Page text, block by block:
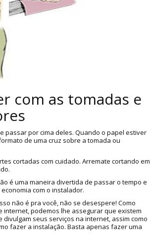
com as tomadas e
passar por cima deles. Quando o papel estiver
de uma cruz sobre a tomada ou
cortadas com cuidado. Arremate cortando em
é uma maneira divertida de passar o tempo e
com o instalador.
não é pra você, não se desespere! Como
internet, podemos lhe assegurar que existem
seus serviços na internet, assim como
fazer a instalação. Basta apenas fazer uma